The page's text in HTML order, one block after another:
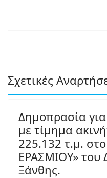
Σχετικές
Δημοπρασία
με τίμημα
225.132 τ.μ.
ΕΡΑΣΜΙΟΥ»
Ξάνθης.